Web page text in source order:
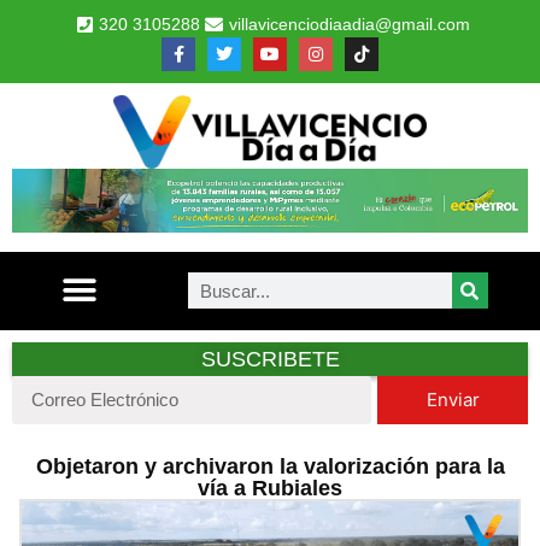
320 3105288 villavicenciodiaadia@gmail.com
SUSCRIBETE
Enviar
Objetaron y archivaron la valorización para la
vía a Rubiales